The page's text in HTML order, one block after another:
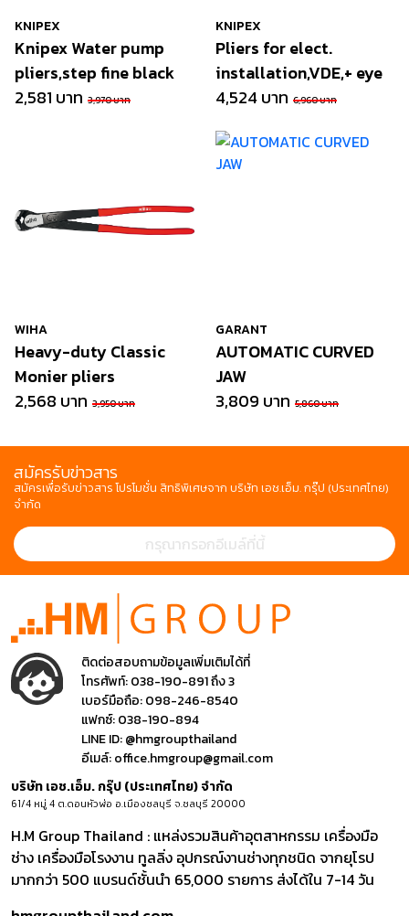
KNIPEX
Knipex Water pump
pliers,step fine black
2,581 บาท 3,970 บาท
KNIPEX
Pliers for elect.
installation,VDE,+ eye
4,524 บาท 6,960 บาท
WIHA
Heavy-duty Classic
Monier pliers
2,568 บาท 3,950 บาท
GARANT
AUTOMATIC CURVED
JAW
3,809 บาท 5,860 บาท
สมัครรับข่าวสาร
สมัครเพื่อรับข่าวสาร โปรโมชั่น สิทธิพิเศษจาก บริษัท เอช.เอ็ม. กรุ๊ป (ประเทศไทย)
จำกัด
ติดต่อสอบถามข้อมูลเพิ่มเติมได้ที่
โทรศัพท์:038-190-891 ถึง 3
เบอร์มือถือ:098-246-8540
แฟกซ์:038-190-894
LINE ID:@hmgroupthailand
อีเมล์:office.hmgroup@gmail.com
บริษัท เอช.เอ็ม. กรุ๊ป (ประเทศไทย) จำกัด
61/4 หมู่ 4 ต.ดอนหัวฬ่อ อ.เมืองชลบุรี จ.ชลบุรี 20000
H.M Group Thailand : แหล่งรวมสินค้าอุตสาหกรรม เครื่องมือ
ช่าง เครื่องมือโรงงาน ทูลลิ่ง อุปกรณ์งานช่างทุกชนิด จากยุโรป
มากกว่า 500 แบรนด์ชั้นนำ 65,000 รายการ ส่งได้ใน 7-14 วัน